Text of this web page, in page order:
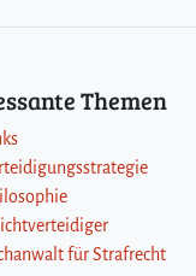
Themen
für Strafrecht